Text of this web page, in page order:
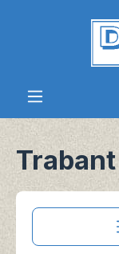
Zum Hauptinhalt
Trabant